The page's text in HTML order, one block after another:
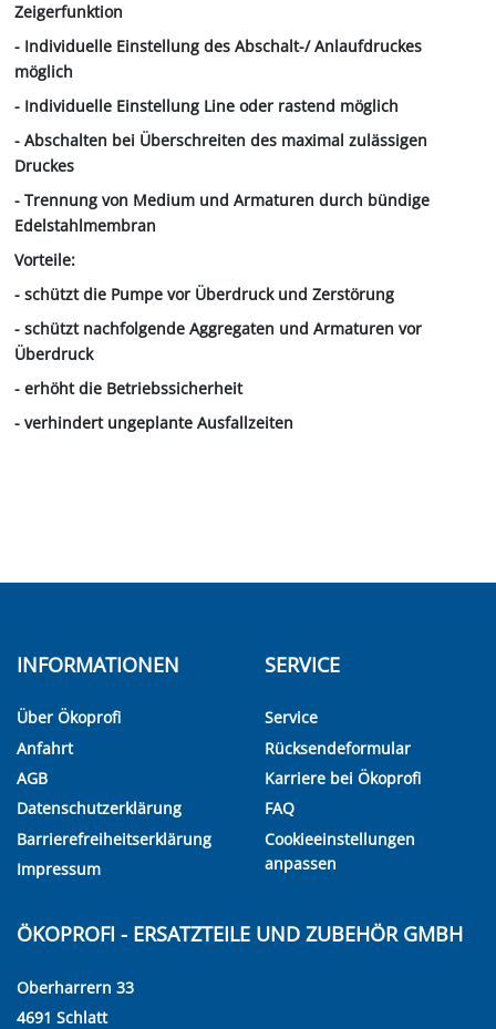
Zeigerfunktion
- Individuelle Einstellung des Abschalt-/ Anlaufdruckes
möglich
- Individuelle Einstellung Line oder rastend möglich
- Abschalten bei Überschreiten des maximal zulässigen
Druckes
- Trennung von Medium und Armaturen durch bündige
Edelstahlmembran
Vorteile:
- schützt die Pumpe vor Überdruck und Zerstörung
- schützt nachfolgende Aggregaten und Armaturen vor
Überdruck
- erhöht die Betriebssicherheit
- verhindert ungeplante Ausfallzeiten
INFORMATIONEN
Über Ökoprofi
Anfahrt
AGB
Datenschutzerklärung
Barrierefreiheitserklärung
Impressum
SERVICE
Service
Rücksendeformular
Karriere bei Ökoprofi
FAQ
Cookieeinstellungen
anpassen
ÖKOPROFI - ERSATZTEILE UND ZUBEHÖR GMBH
Oberharrern 33
4691 Schlatt